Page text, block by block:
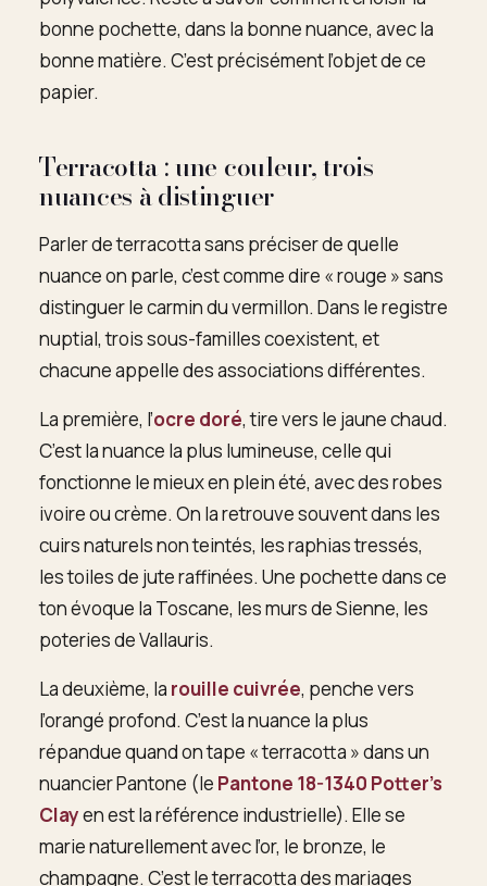
bonne pochette, dans la bonne nuance, avec la
bonne matière. C’est précisément l’objet de ce
papier.
Terracotta : une couleur, trois
nuances à distinguer
Parler de terracotta sans préciser de quelle
nuance on parle, c’est comme dire « rouge » sans
distinguer le carmin du vermillon. Dans le registre
nuptial, trois sous-familles coexistent, et
chacune appelle des associations différentes.
La première, l’ocre doré, tire vers le jaune chaud.
C’est la nuance la plus lumineuse, celle qui
fonctionne le mieux en plein été, avec des robes
ivoire ou crème. On la retrouve souvent dans les
cuirs naturels non teintés, les raphias tressés,
les toiles de jute raffinées. Une pochette dans ce
ton évoque la Toscane, les murs de Sienne, les
poteries de Vallauris.
La deuxième, la rouille cuivrée, penche vers
l’orangé profond. C’est la nuance la plus
répandue quand on tape « terracotta » dans un
nuancier Pantone (le Pantone 18-1340 Potter’s
Clayen est la référence industrielle). Elle se
marie naturellement avec l’or, le bronze, le
champagne. C’est le terracotta des mariages